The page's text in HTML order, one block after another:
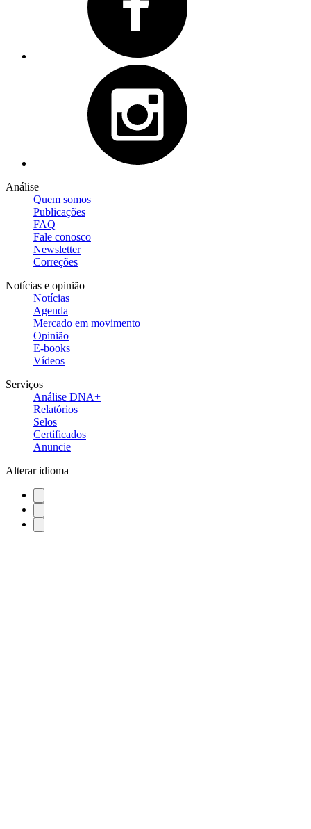
Análise
Quem somos
Publicações
FAQ
Fale conosco
Newsletter
Correções
Notícias e opinião
Notícias
Agenda
Mercado em movimento
Opinião
E-books
Vídeos
Serviços
Análise DNA+
Relatórios
Selos
Certificados
Anuncie
Alterar idioma